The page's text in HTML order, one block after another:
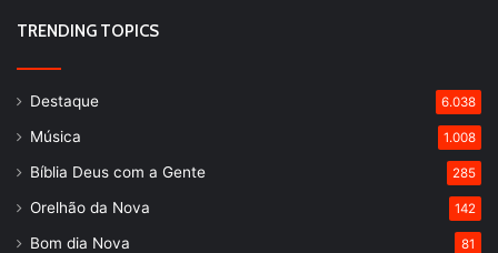
TRENDING TOPICS
Destaque 6.038
Música 1.008
Bíblia Deus com a Gente 285
Orelhão da Nova 142
Bom dia Nova 81